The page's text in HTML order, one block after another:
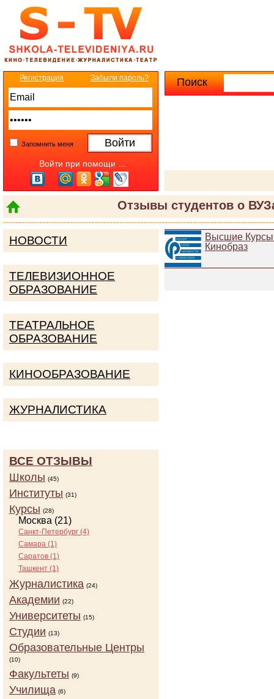
Поиск
Отзывы студентов о
Регистрация Забыли пароль?
Запомнить меня
Войти при помощи ...
Высшие Курсы
Кинобраз
НОВОСТИ
ТЕЛЕВИЗИОННОЕ
ОБРАЗОВАНИЕ
ТЕАТРАЛЬНОЕ
ОБРАЗОВАНИЕ
КИНООБРАЗОВАНИЕ
ЖУРНАЛИСТИКА
ВСЕ ОТЗЫВЫ
Школы (45)
Институты (31)
Курсы (28)
Москва (21)
Санкт-Петербург (4)
Самара (1)
Саратов (1)
Ташкент (1)
Журналистика (24)
Академии (22)
Университеты (15)
Студии (13)
Образовательные Центры
(10)
Факультеты (9)
Училища (6)